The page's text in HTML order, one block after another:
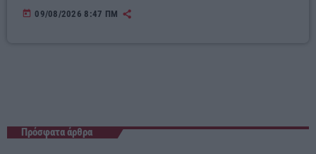
today 09/08/2026 8:47 ΠΜ
Πρόσφατα άρθρα